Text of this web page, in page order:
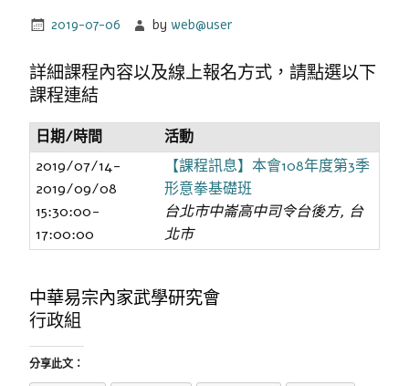
2019-07-06 byweb@user
詳細課程內容以及線上報名方式，請點選以下
課程連結
日期/時間
活動
2019/07/14-
2019/09/08
15:30:00-
17:00:00
【課程訊息】本會108年度第3季
形意拳基礎班
台北市中崙高中司令台後方, 台
北市
中華易宗內家武學研究會
行政組
分享此文：